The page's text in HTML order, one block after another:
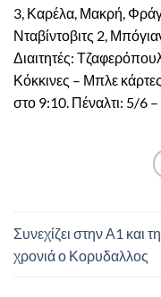
3, Καρέλα, Μακρή,
Νταβίντοβιτς 2,
Διαιτητές:
Κόκκινες – Μπλε
στο 9:10. Πέναλτι: 5/6
Συνεχίζει στην Α1 και
χρονιά ο Κορυδαλλος